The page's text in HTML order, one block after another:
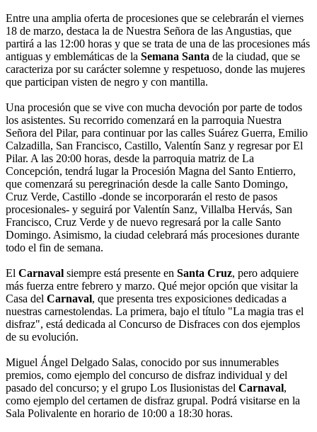
Entre una amplia oferta de procesiones que se celebrarán el viernes
18 de marzo, destaca la de Nuestra Señora de las Angustias, que
partirá a las 12:00 horas y que se trata de una de las procesiones más
antiguas y emblemáticas de la Semana Santa de la ciudad, que se
caracteriza por su carácter solemne y respetuoso, donde las mujeres
que participan visten de negro y con mantilla.
Una procesión que se vive con mucha devoción por parte de todos
los asistentes. Su recorrido comenzará en la parroquia Nuestra
Señora del Pilar, para continuar por las calles Suárez Guerra, Emilio
Calzadilla, San Francisco, Castillo, Valentín Sanz y regresar por El
Pilar. A las 20:00 horas, desde la parroquia matriz de La
Concepción, tendrá lugar la Procesión Magna del Santo Entierro,
que comenzará su peregrinación desde la calle Santo Domingo,
Cruz Verde, Castillo -donde se incorporarán el resto de pasos
procesionales- y seguirá por Valentín Sanz, Villalba Hervás, San
Francisco, Cruz Verde y de nuevo regresará por la calle Santo
Domingo. Asimismo, la ciudad celebrará más procesiones durante
todo el fin de semana.
El Carnaval siempre está presente en Santa Cruz, pero adquiere
más fuerza entre febrero y marzo. Qué mejor opción que visitar la
Casa del Carnaval, que presenta tres exposiciones dedicadas a
nuestras carnestolendas. La primera, bajo el título "La magia tras el
disfraz", está dedicada al Concurso de Disfraces con dos ejemplos
de su evolución.
Miguel Ángel Delgado Salas, conocido por sus innumerables
premios, como ejemplo del concurso de disfraz individual y del
pasado del concurso; y el grupo Los Ilusionistas del Carnaval,
como ejemplo del certamen de disfraz grupal. Podrá visitarse en la
Sala Polivalente en horario de 10:00 a 18:30 horas.